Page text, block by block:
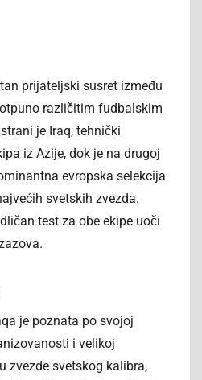
prijateljski susret između
različitim fudbalskim
je Iraq, tehnički
iz Azije, dok je na drugoj
evropska selekcija
svetskih zvezda.
test za obe ekipe uoči
je poznata po svojoj
i velikoj
zvezde svetskog kalibra,